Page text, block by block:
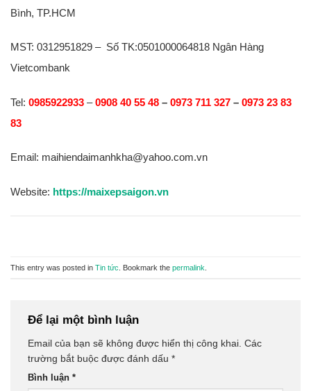
Bình, TP.HCM
MST: 0312951829 – Số TK:0501000064818 Ngân Hàng
Vietcombank
Tel: 0985922933 –0908 40 55 48 – 0973 711 327 – 0973 23 83
83
Email: maihiendaimanhkha@yahoo.com.vn
Website: https://maixepsaigon.vn
This entry was posted in Tin tức . Bookmark the permalink
Để lại một bình luận
Email của bạn sẽ không được hiển thị công khai. Các
trường bắt buộc được đánh dấu *
Bình luận *